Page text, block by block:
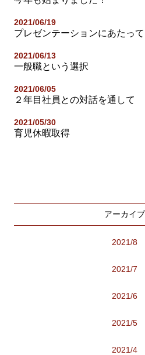
2021/06/19
プレゼンテーションにあたって
2021/06/13
一般職という選択
2021/06/05
２年目社員との対話を通して
2021/05/30
育児休暇取得
アーカイブ
2021/8
2021/7
2021/6
2021/5
2021/4